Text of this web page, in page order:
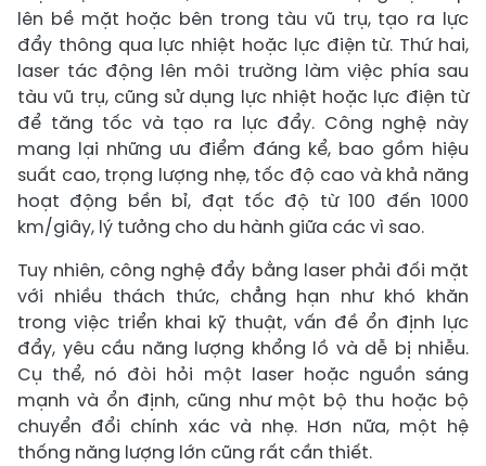
lên bề mặt hoặc bên trong tàu vũ trụ, tạo ra lực
đẩy thông qua lực nhiệt hoặc lực điện từ. Thứ hai,
laser tác động lên môi trường làm việc phía sau
tàu vũ trụ, cũng sử dụng lực nhiệt hoặc lực điện từ
để tăng tốc và tạo ra lực đẩy. Công nghệ này
mang lại những ưu điểm đáng kể, bao gồm hiệu
suất cao, trọng lượng nhẹ, tốc độ cao và khả năng
hoạt động bền bỉ, đạt tốc độ từ 100 đến 1000
km/giây, lý tưởng cho du hành giữa các vì sao.
Tuy nhiên, công nghệ đẩy bằng laser phải đối mặt
với nhiều thách thức, chẳng hạn như khó khăn
trong việc triển khai kỹ thuật, vấn đề ổn định lực
đẩy, yêu cầu năng lượng khổng lồ và dễ bị nhiễu.
Cụ thể, nó đòi hỏi một laser hoặc nguồn sáng
mạnh và ổn định, cũng như một bộ thu hoặc bộ
chuyển đổi chính xác và nhẹ. Hơn nữa, một hệ
thống năng lượng lớn cũng rất cần thiết.